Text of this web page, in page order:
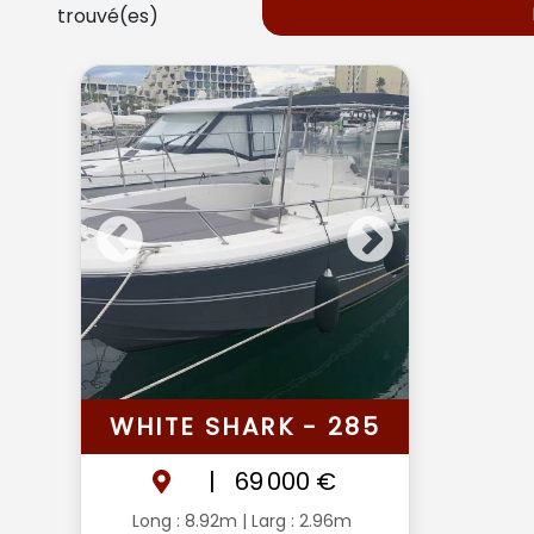
trouvé(es)
WHITE SHARK - 285
|
69 000 €
Long : 8.92m | Larg : 2.96m